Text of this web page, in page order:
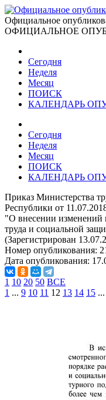
Официальное
ОФИЦИАЛЬНОЕ
Сегодня
Неделя
Месяц
ПОИСК
КАЛЕНДАРЬ
Сегодня
Неделя
Месяц
ПОИСК
КАЛЕНДАРЬ
Приказ Министерства
Республики от
"О внесении изменений
труда и социальной
(Зарегистрирован
Номер опубликования:
Дата опубликования:
1 10 20 50 ВСЕ
1 ... 9 10 11 12 13 14 15 ...